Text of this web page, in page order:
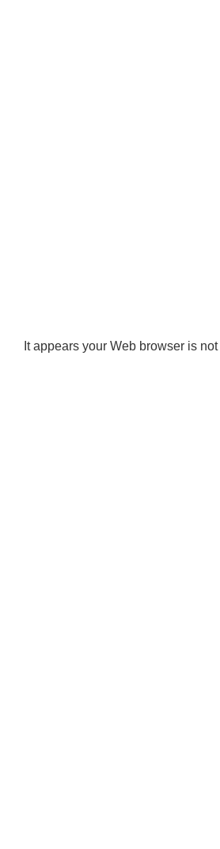
It appears your Web browser is